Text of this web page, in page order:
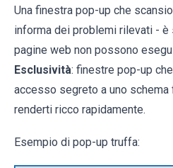
Una finestra pop-up che
informa dei problemi rilevati - è
pagine web non possono
Esclusività: finestre pop-up
accesso segreto a uno schema
renderti ricco rapidamente.
Esempio di pop-up truffa: